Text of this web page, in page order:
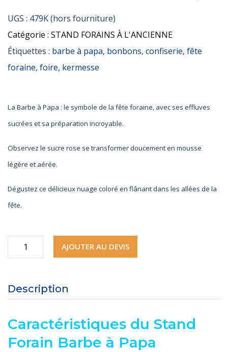
UGS : 479K (hors fourniture)
Catégorie : STAND FORAINS À L'ANCIENNE
Étiquettes : barbe à papa, bonbons, confiserie, fête
foraine, foire, kermesse
La Barbe à Papa : le symbole de la fête foraine, avec ses effluves
sucrées et sa préparation incroyable.
Observez le sucre rose se transformer doucement en mousse
légère et aérée.
Dégustez ce délicieux nuage coloré en flânant dans les allées de la
fête.
quantité
de
Forain
à
Papa
AJOUTER AU DEVIS
Description
Caractéristiques du Stand
Forain Barbe à Papa